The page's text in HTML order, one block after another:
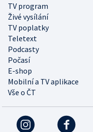
TV program
Živé vysílání
TV poplatky
Teletext
Podcasty
Počasí
E-shop
Mobilní a TV aplikace
Vše o ČT